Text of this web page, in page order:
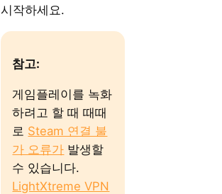
시작하세요.
참고:
게임플레이를 녹화
하려고 할 때 때때
로 Steam 연결 불
가 오류가 발생할
수 있습니다.
LightXtreme VPN